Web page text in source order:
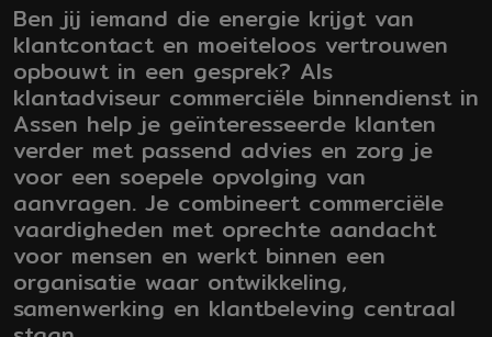
Ben jij iemand die energie krijgt van
klantcontact en moeiteloos vertrouwen
opbouwt in een gesprek? Als
klantadviseur commerciële binnendienst in
Assen help je geïnteresseerde klanten
verder met passend advies en zorg je
voor een soepele opvolging van
aanvragen. Je combineert commerciële
vaardigheden met oprechte aandacht
voor mensen en werkt binnen een
organisatie waar ontwikkeling,
samenwerking en klantbeleving centraal